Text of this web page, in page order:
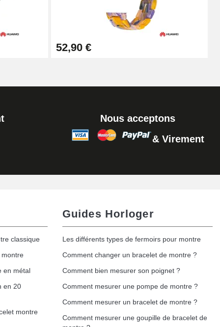
Ajouter au panier
52,90 €
Nous acceptons
& Virement
classique
en métal
en 20
montre
Guides Horloger
Les différents types de fermoirs pour montre
Comment changer un bracelet de montre ?
Comment bien mesurer son poignet ?
Comment mesurer une pompe de montre ?
Comment mesurer un bracelet de montre ?
Comment mesurer une goupille de bracelet de